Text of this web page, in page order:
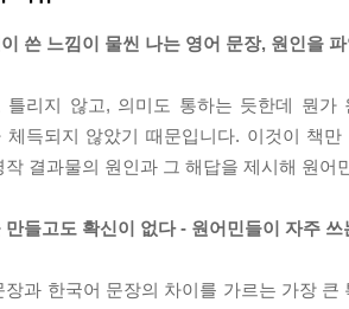
쓴 느낌이 물씬 나는 영어 문장, 원인을
틀리지 않고, 의미도 통하는 듯한데 뭔
체득되지 않았기 때문입니다. 이것이 책
작 결과물의 원인과 그 해답을 제시해 원어
만들고도 확신이 없다 - 원어민들이 자주
장과 한국어 문장의 차이를 가르는 가장 큰